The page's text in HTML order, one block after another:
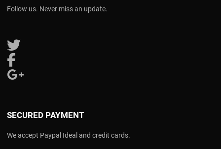
Follow us. Never miss an update.
Follow us on Twitter
SECURED PAYMENT
We accept Paypal Ideal and credit cards.